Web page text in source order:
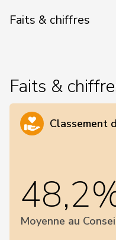
Faits & chiffres
Faits &
Classement
Moyenne au